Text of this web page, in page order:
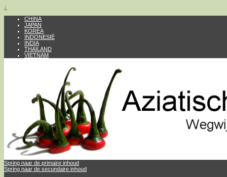
↓
CHINA
JAPAN
KOREA
INDONESIË
INDIA
THAILAND
VIETNAM
Spring naar de primaire inhoud
Spring naar de secundaire inhoud